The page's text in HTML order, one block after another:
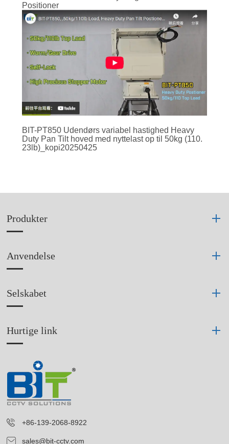
Positioner
BIT-PT850 Udendørs variabel hastighed Heavy
Duty Pan Tilt hoved med nyttelast op til 50kg (110.
23lb)_kopi20250425
Produkter
Anvendelse
Selskabet
Hurtige link
+86-139-2068-8922
sales@bit-cctv.com